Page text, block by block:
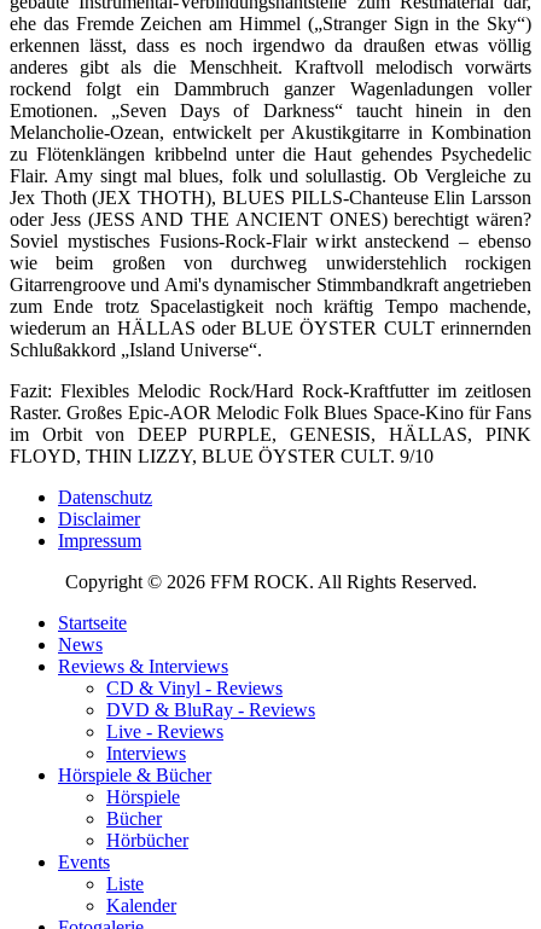
ehe das Fremde Zeichen am Himmel („Stranger Sign in the Sky“)
erkennen lässt, dass es noch irgendwo da draußen etwas völlig
anderes gibt als die Menschheit. Kraftvoll melodisch vorwärts
rockend folgt ein Dammbruch ganzer Wagenladungen voller
Emotionen. „Seven Days of Darkness“ taucht hinein in den
Melancholie-Ozean, entwickelt per Akustikgitarre in Kombination
zu Flötenklängen kribbelnd unter die Haut gehendes Psychedelic
Flair. Amy singt mal blues, folk und solullastig. Ob Vergleiche zu
Jex Thoth (JEX THOTH), BLUES PILLS-Chanteuse Elin Larsson
oder Jess (JESS AND THE ANCIENT ONES) berechtigt wären?
Soviel mystisches Fusions-Rock-Flair wirkt ansteckend – ebenso
wie beim großen von durchweg unwiderstehlich rockigen
Gitarrengroove und Ami's dynamischer Stimmbandkraft angetrieben
zum Ende trotz Spacelastigkeit noch kräftig Tempo machende,
wiederum an HÄLLAS oder BLUE ÖYSTER CULT erinnernden
Schlußakkord „Island Universe“.
Fazit: Flexibles Melodic Rock/Hard Rock-Kraftfutter im zeitlosen
Raster. Großes Epic-AOR Melodic Folk Blues Space-Kino für Fans
im Orbit von DEEP PURPLE, GENESIS, HÄLLAS, PINK
FLOYD, THIN LIZZY, BLUE ÖYSTER CULT. 9/10
Datenschutz
Disclaimer
Impressum
Copyright © 2026 FFM ROCK. All Rights Reserved.
Startseite
News
Reviews & Interviews
CD & Vinyl - Reviews
DVD & BluRay - Reviews
Live - Reviews
Interviews
Hörspiele & Bücher
Hörspiele
Bücher
Hörbücher
Events
Liste
Kalender